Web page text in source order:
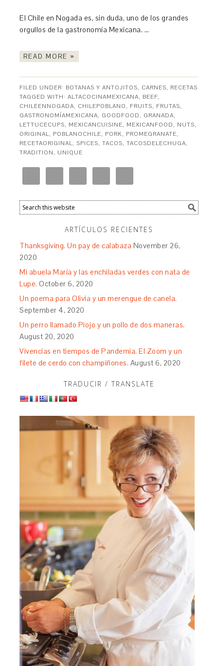
El Chile en Nogada es, sin duda, uno de los grandes
orgullos de la gastronomía Mexicana. …
READ MORE »
FILED UNDER: BOTANAS Y ANTOJITOS, CARNES, RECETAS
TAGGED WITH:ALTACOCINAMEXICANA, BEEF,
CHILEENNOGADA, CHILEPOBLANO, FRUITS, FRUTAS,
GASTRONOMÍAMEXICANA, GOODFOOD, GRANADA,
LETTUCECUPS, MEXICANCUISINE, MEXICANFOOD, NUTS,
ORIGINAL, POBLANOCHILE, PORK, PROMEGRANATE,
RECETAORIGINAL,SPICES,TACOS,TACOSDELECHUGA,
TRADITION, UNIQUE
ARTÍCULOS RECIENTES
Thanksgiving. Un pay de calabaza November 26,
2020
Mi abuela María y las enchiladas verdes con nata de
Lupe. October 6, 2020
Un poema para Olivia y un merengue de canela.
September 4, 2020
Un perro llamado Piojo y un pollo de dos maneras.
August 20, 2020
Vivencias en tiempos de Pandemia. El Zoom y un
filete de cerdo con champiñones. August 6, 2020
TRADUCIR / TRANSLATE